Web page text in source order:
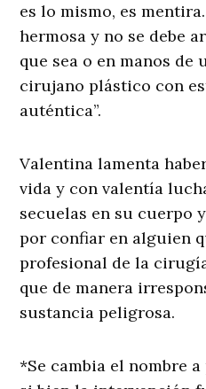
es lo mismo, es
hermosa y no se debe
que sea o en manos de
cirujano plástico con
auténtica”.
Valentina lamenta
vida y con valentía
secuelas en su cuerpo
por confiar en alguien
profesional de la
que de manera
sustancia peligrosa.
*Se cambia el nombre